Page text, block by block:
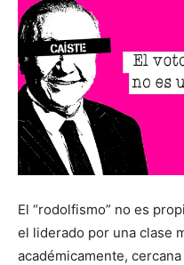
El “rodolfismo” no es
el liderado por una clase
académicamente,